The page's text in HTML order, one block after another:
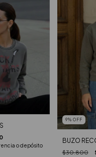
o depósito
9% OFF
BUZO
$30.800